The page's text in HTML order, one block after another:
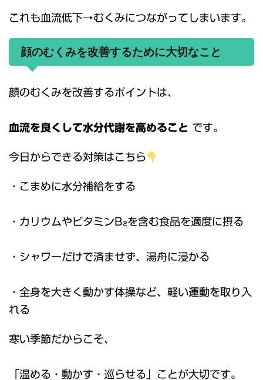
これも血流低下→むくみにつながってしまいます。
顔のむくみを改善するために大切なこと
顔のむくみを改善するポイントは、
血流を良くして水分代謝を高めること です。
今日からできる対策はこちら
・こまめに水分補給をする
・カリウムやビタミンB₂を含む食品を適度に摂る
・シャワーだけで済ませず、湯舟に浸かる
・全身を大きく動かす体操など、軽い運動を取り入
れる
寒い季節だからこそ、
「温める・動かす・巡らせる」ことが大切です。